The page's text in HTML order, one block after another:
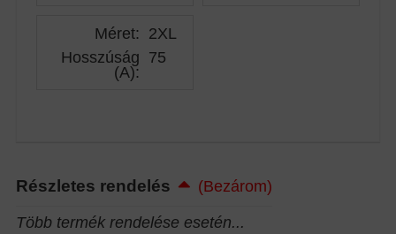
Méret: 2XL
Hosszúság
(A):
75
Részletes rendelés
(Bezárom)
Több termék rendelése esetén...